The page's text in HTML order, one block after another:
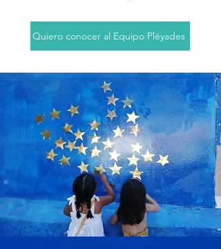
Quiero conocer al Equipo Pléyades